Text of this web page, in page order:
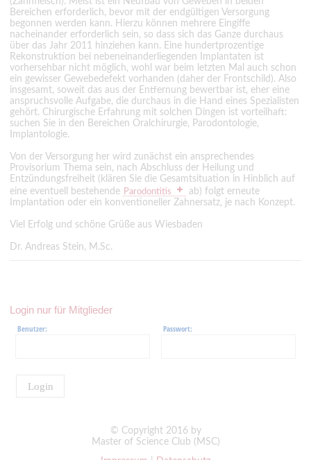
Bereichen erforderlich, bevor mit der endgültigen Versorgung
begonnen werden kann. Hierzu können mehrere Eingiffe
nacheinander erforderlich sein, so dass sich das Ganze durchaus
über das Jahr 2011 hinziehen kann. Eine hundertprozentige
Rekonstruktion bei nebeneinanderliegenden Implantaten ist
vorhersehbar nicht möglich, wohl war beim letzten Mal auch schon
ein gewisser Gewebedefekt vorhanden (daher der Frontschild). Also
insgesamt, soweit das aus der Entfernung bewertbar ist, eher eine
anspruchsvolle Aufgabe, die durchaus in die Hand eines Spezialisten
gehört. Chirurgische Erfahrung mit solchen Dingen ist vorteilhaft:
suchen Sie in den Bereichen Oralchirurgie, Parodontologie,
Implantologie.
Von der Versorgung her wird zunächst ein ansprechendes
Provisorium Thema sein, nach Abschluss der Heilung und
Entzündungsfreiheit (klären Sie die Gesamtsituation in Hinblich auf
eine eventuell bestehende Parodontitis
ab) folgt erneute
Implantation oder ein konventioneller Zahnersatz, je nach Konzept.
Viel Erfolg und schöne Grüße aus Wiesbaden
Dr. Andreas Stein, M.Sc.
Login nur für Mitglieder
Benutzer: Passwort:
Login
© Copyright 2016 by
Master of Science Club (MSC)